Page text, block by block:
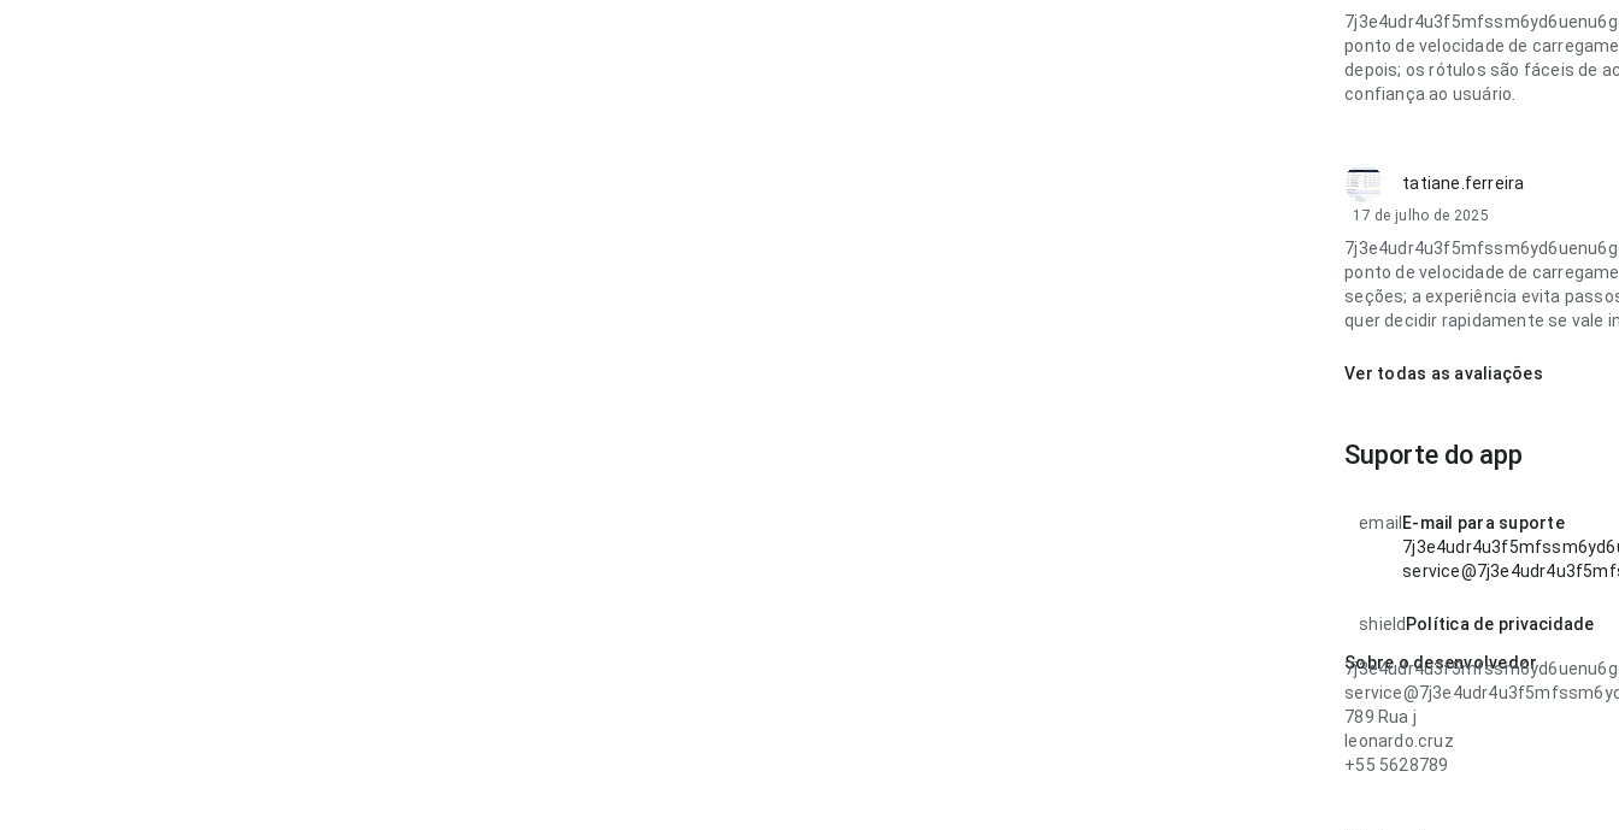
ponto de velocidade de
depois; os rótulos são fáceis de
confiança ao usuário.
tatiane.ferreira
17 de julho de 2025
ponto de velocidade de
seções; a experiência evita
quer decidir rapidamente se vale
Ver todas as avaliações
Suporte do app
email E-mail para suporte
shield Política de privacidade
Sobre o desenvolvedor
789 Rua j
leonardo.cruz
+55 5628789